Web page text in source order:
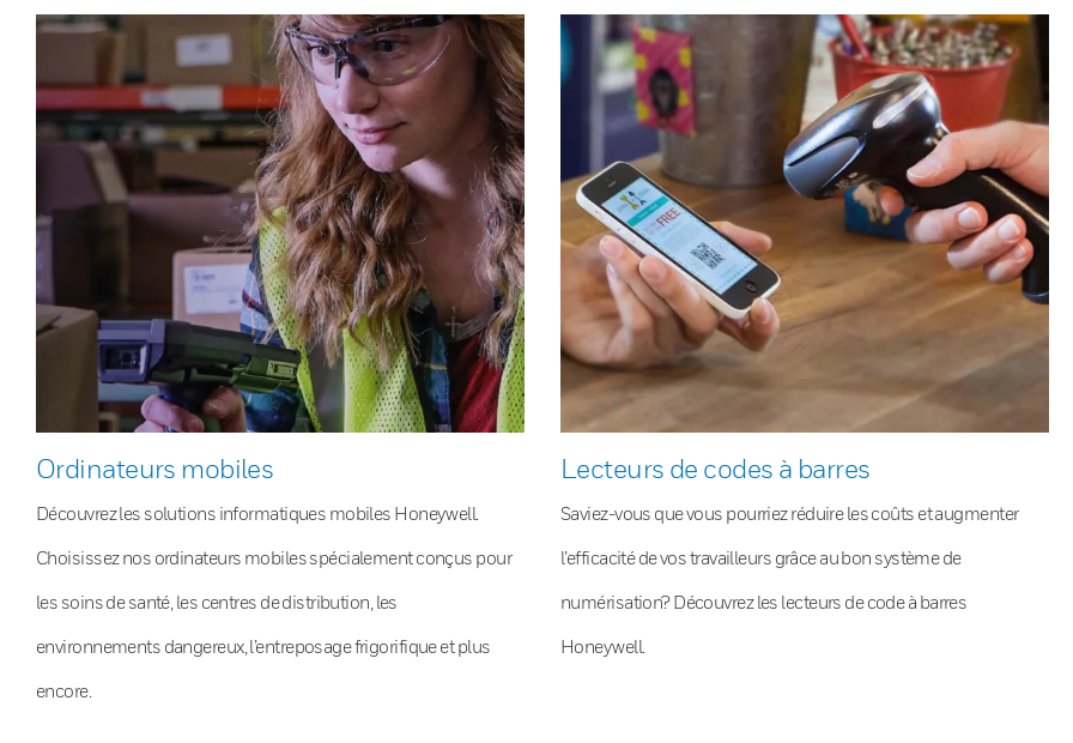
Ordinateurs mobiles
Découvrez les solutions informatiques mobiles Honeywell.
Choisissez nos ordinateurs mobiles spécialement conçus pour
les soins de santé, les centres de distribution, les
environnements dangereux, l’entreposage frigorifique et plus
encore.
Lecteurs de codes à barres
Saviez-vous que vous pourriez réduire les coûts et augmenter
l’efficacité de vos travailleurs grâce au bon système de
numérisation? Découvrez les lecteurs de code à barres
Honeywell.